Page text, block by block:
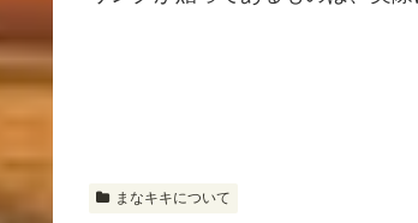
まなキキについて